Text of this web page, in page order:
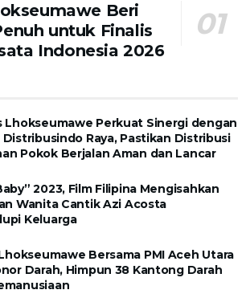
Beri
untuk Finalis
Indonesia 2026
Lhokseumawe Perkuat Sinergi dengan
Distribusindo Raya, Pastikan Distribusi
Pokok Berjalan Aman dan Lancar
2023, Film Filipina Mengisahkan
Wanita Cantik Azi Acosta
Keluarga
Bersama PMI Aceh Utara
Darah, Himpun 38 Kantong Darah